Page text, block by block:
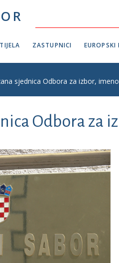
ZASTUPNICI
sjednica Odbora za izbor,
Odbora za